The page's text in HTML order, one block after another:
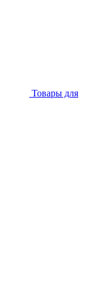
Товары для